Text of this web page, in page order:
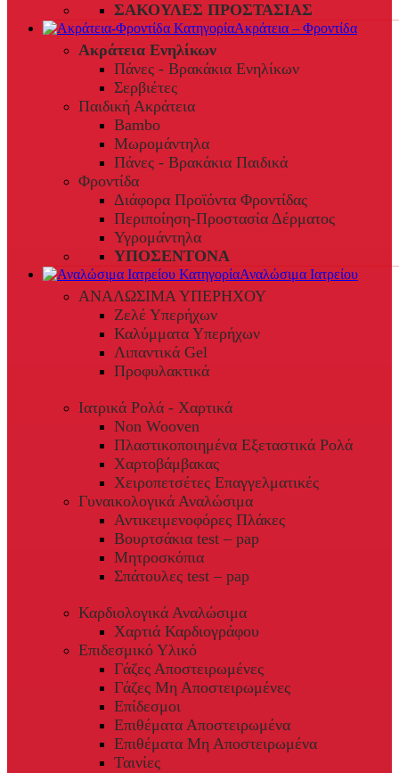
ΣΑΚΟΎΛΕΣ ΠΡΟΣΤΑΣΊΑΣ
Ακράτεια – Φροντίδα
Ακράτεια Ενηλίκων
Πάνες - Βρακάκια Ενηλίκων
Σερβιέτες
Παιδική Ακράτεια
Bambo
Μωρομάντηλα
Πάνες - Βρακάκια Παιδικά
Φροντίδα
Διάφορα Προϊόντα Φροντίδας
Περιποίηση-Προστασία Δέρματος
Υγρομάντηλα
ΥΠΟΣΕΝΤΟΝΑ
Αναλώσιμα Ιατρείου
ΑΝΑΛΩΣΙΜΑ ΥΠΕΡΗΧΟΥ
Ζελέ Υπερήχων
Καλύμματα Υπερήχων
Λιπαντικά Gel
Προφυλακτικά
Ιατρικά Ρολά - Χαρτικά
Non Wooven
Πλαστικοποιημένα Εξεταστικά Ρολά
Χαρτοβάμβακας
Χειροπετσέτες Επαγγελματικές
Γυναικολογικά Αναλώσιμα
Αντικειμενοφόρες Πλάκες
Βουρτσάκια test – pap
Μητροσκόπια
Σπάτουλες test – pap
Καρδιολογικά Αναλώσιμα
Χαρτιά Καρδιογράφου
Επιδεσμικό Υλικό
Γάζες Αποστειρωμένες
Γάζες Μη Αποστειρωμένες
Επίδεσμοι
Επιθέματα Αποστειρωμένα
Επιθέματα Μη Αποστειρωμένα
Ταινίες